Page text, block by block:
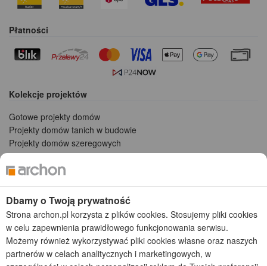
Płatności
Kolekcje projektów
Gotowe projekty domów
Projekty domów tanich w budowie
Projekty domów szeregowych
Projekty małych domów (do 150 m2)
Projekty domów wielorodzinnych
Projekty domów nowoczesnych
Projekty domów parterowych
2026 © ARCHON+ Biuro Projektów - Tradycyjne i nowoczesne gotowe
projekty domów - autorska pracownia architektoniczna założona w 1990r.
przez arch. Barbarę Mendel
Dbamy o Twoją prywatność
Strona archon.pl korzysta z plików cookies. Stosujemy pliki cookies
w celu zapewnienia prawidłowego funkcjonowania serwisu.
Możemy również wykorzystywać pliki cookies własne oraz naszych
partnerów w celach analitycznych i marketingowych, w